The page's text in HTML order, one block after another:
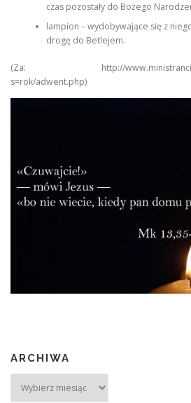
czas pozostały do Bożego
lampion – wydobywające się z
drogę do Betlejem.
(Za: http://
s=rok/adwent.php)
ARCHIWA